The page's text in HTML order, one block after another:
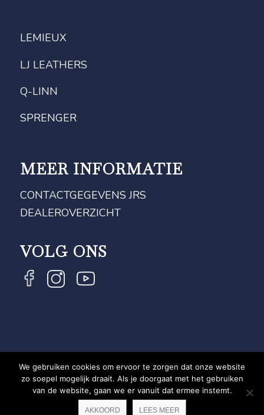
LEMIEUX
LJ LEATHERS
Q-LINN
SPRENGER
MEER INFORMATIE
CONTACTGEGEVENS JRS
DEALEROVERZICHT
VOLG ONS
COPYRIGHT JRS - EQUESTRIAN BRAND EXPERT -
PRIVACYVERKLARING
WEBSITE DOOR NEWMORE
We gebruiken cookies om ervoor te zorgen dat onze website
zo soepel mogelijk draait. Als je doorgaat met het gebruiken
van de website, gaan we er vanuit dat ermee instemt.
AKKOORD LEES MEER